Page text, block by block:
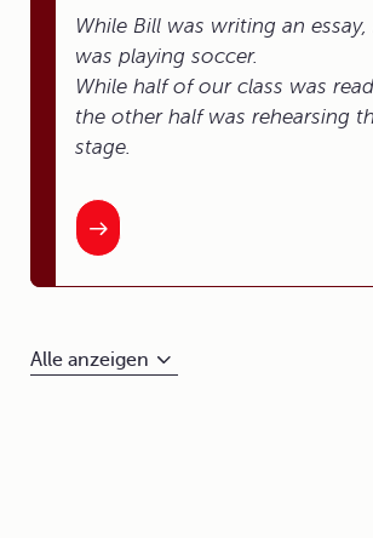
While Bill was writing an
was playing soccer.
While half of our class was
the other half was rehearsing
stage.
Alle anzeigen